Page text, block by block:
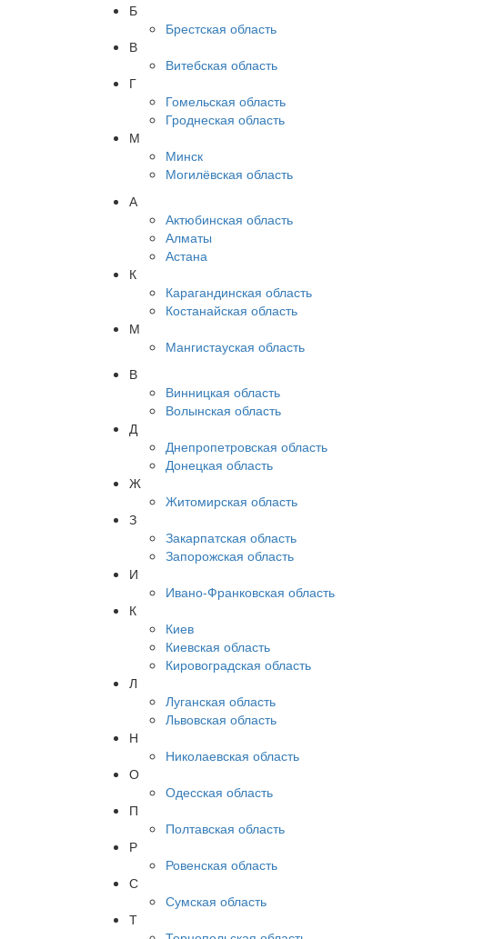
Б
Брестская область
В
Витебская область
Г
Гомельская область
Гроднеская область
М
Минск
Могилёвская область
А
Актюбинская область
Алматы
Астана
К
Карагандинская область
Костанайская область
М
Мангистауская область
В
Винницкая область
Волынская область
Д
Днепропетровская область
Донецкая область
Ж
Житомирская область
З
Закарпатская область
Запорожская область
И
Ивано-Франковская область
К
Киев
Киевская область
Кировоградская область
Л
Луганская область
Львовская область
Н
Николаевская область
О
Одесская область
П
Полтавская область
Р
Ровенская область
С
Сумская область
Т